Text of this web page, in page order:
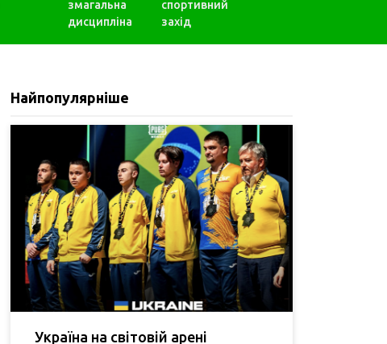
змагальна
дисципліна
спортивний
захід
Найпопулярніше
Україна на світовій арені